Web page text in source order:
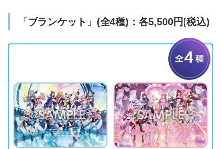
「ブランケット」(全4種)：各5,500円(税込)